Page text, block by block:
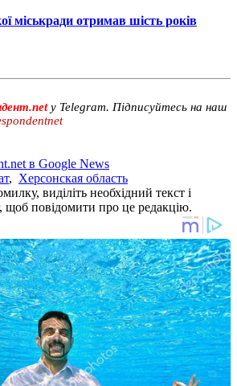
міськради отримав шість років
у Telegram. Підписуйтесь на наш
в Google News
, Херсонская область
виділіть необхідний текст і
щоб повідомити про це редакцію.